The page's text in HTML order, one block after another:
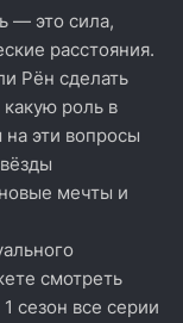
— это сила,
расстояния.
Рён сделать
роль в
эти вопросы
мечты и
смотреть
сезон все серии